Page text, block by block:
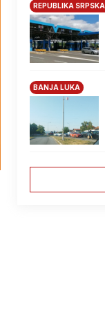
REPUBLIKA
BANJA LUKA